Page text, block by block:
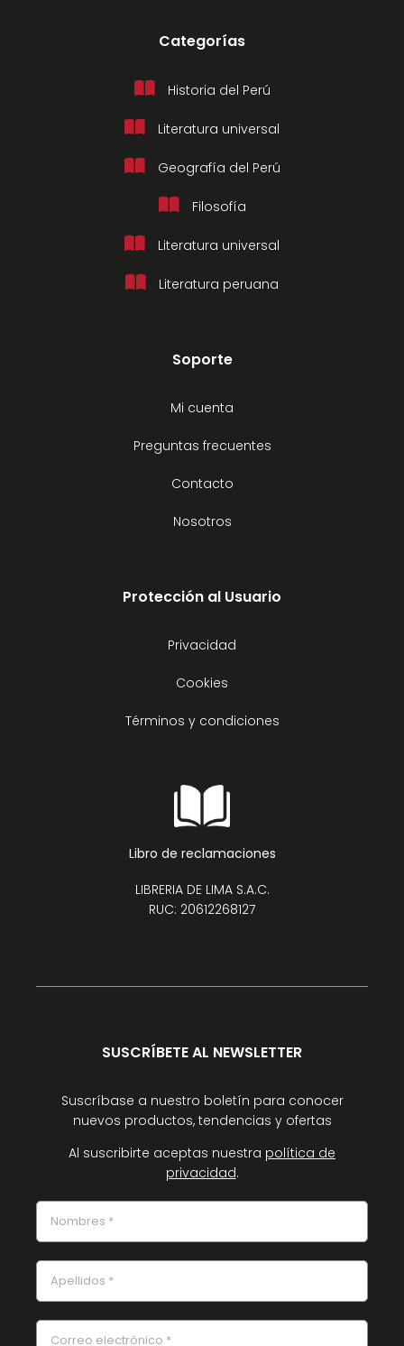
Categorías
Historia del Perú
Literatura universal
Geografía del Perú
Filosofía
Literatura universal
Literatura peruana
Soporte
Mi cuenta
Preguntas frecuentes
Contacto
Nosotros
Protección al Usuario
Privacidad
Cookies
Términos y condiciones
Libro de reclamaciones
LIBRERIA DE LIMA S.A.C.
RUC: 20612268127
SUSCRÍBETE AL NEWSLETTER
Suscríbase a nuestro boletín para conocer
nuevos productos, tendencias y ofertas
Al suscribirte aceptas nuestra política de
privacidad.